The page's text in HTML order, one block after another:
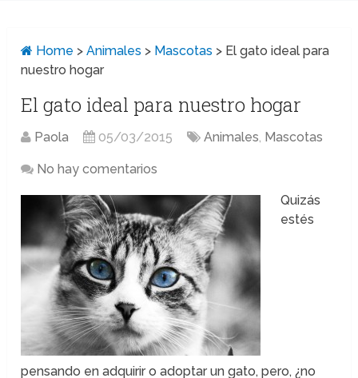
Home >Animales > Mascotas > El gato ideal para
nuestro hogar
El gato ideal para nuestro hogar
Paola 05/03/2015 Animales, Mascotas
No hay comentarios
Quizás
estés
pensando en adquirir o adoptar un gato, pero, ¿no